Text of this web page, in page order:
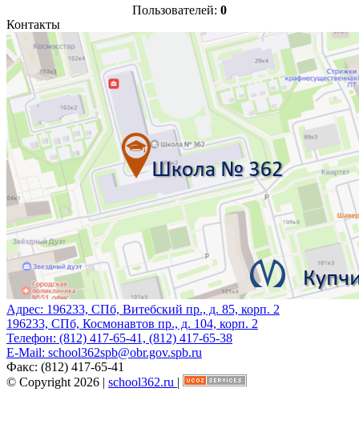
Пользователей: 0
Контакты
Адрес: 196233, СПб, Витебский пр., д. 85, корп. 2
196233, СПб, Космонавтов пр., д. 104, корп. 2
Телефон: (812) 417-65-41, (812) 417-65-38
E-Mail: school362spb@obr.gov.spb.ru
Факс: (812) 417-65-41
© Copyright 2026 | school362.ru |